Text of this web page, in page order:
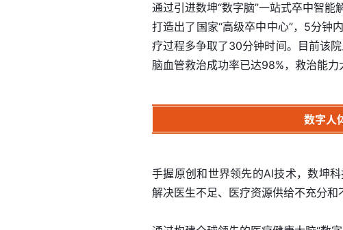
通过引进数坤“数字脑”一站式卒中智
打造出了国家“高级卒中中心”，5分钟
疗过程多争取了30分钟时间。目前该
脑血管救治成功率已达98%，救治能力
数字人
手握原创和世界领先的AI技术，数坤
解决医生不足、医疗资源供给不充分和